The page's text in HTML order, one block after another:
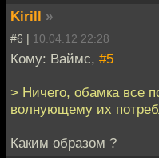
Kirill »
#6 | 10.04.12 22:28
Кому: Ваймс, #5
> Ничего, обамка все
волнующему их
Каким образом ?